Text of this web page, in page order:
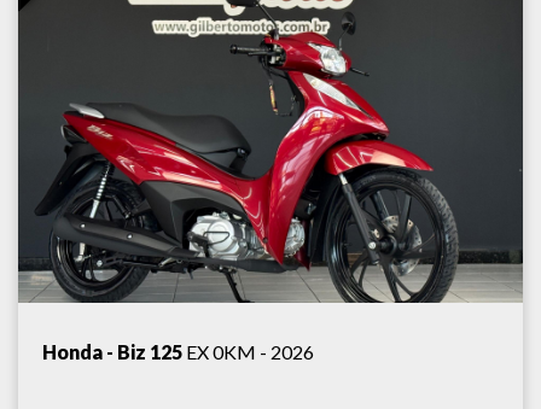
Honda - Biz 125 EX 0KM - 2026